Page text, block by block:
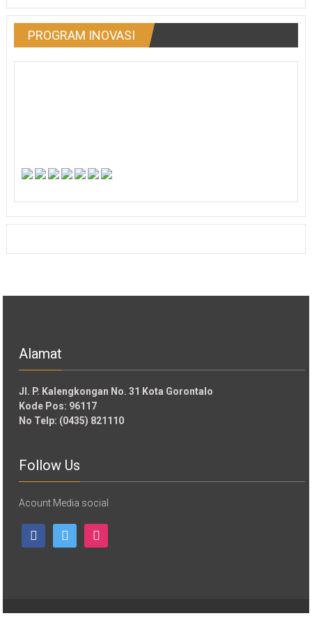
PROGRAM INOVASI
Alamat
Jl. P. Kalengkongan No. 31 Kota Gorontalo
Kode Pos: 96117
No Telp: (0435) 821110
Follow Us
Acount Media social
facebooktwitter instagram